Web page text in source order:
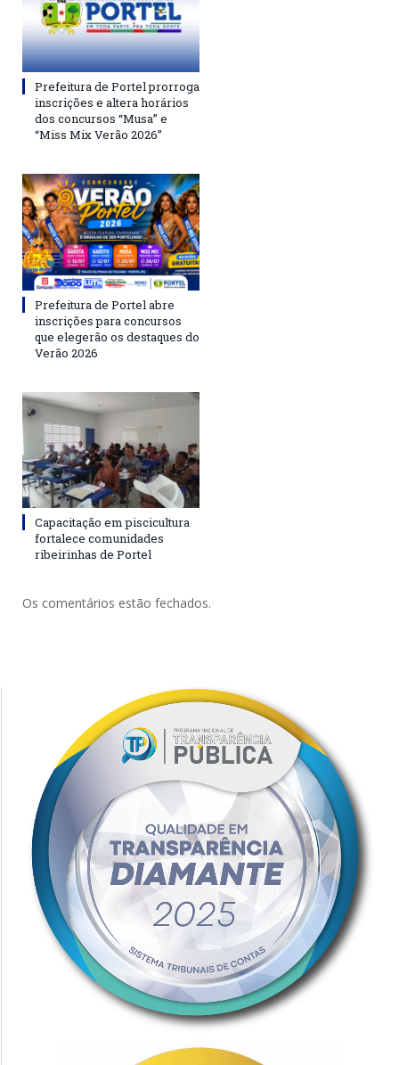
Prefeitura de Portel prorroga
inscrições e altera horários
dos concursos “Musa” e
“Miss Mix Verão 2026”
Prefeitura de Portel abre
inscrições para concursos
que elegerão os destaques do
Verão 2026
Capacitação em piscicultura
fortalece comunidades
ribeirinhas de Portel
Os comentários estão fechados.